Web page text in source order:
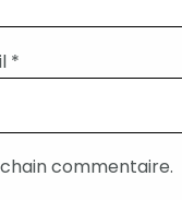
*
commentaire.